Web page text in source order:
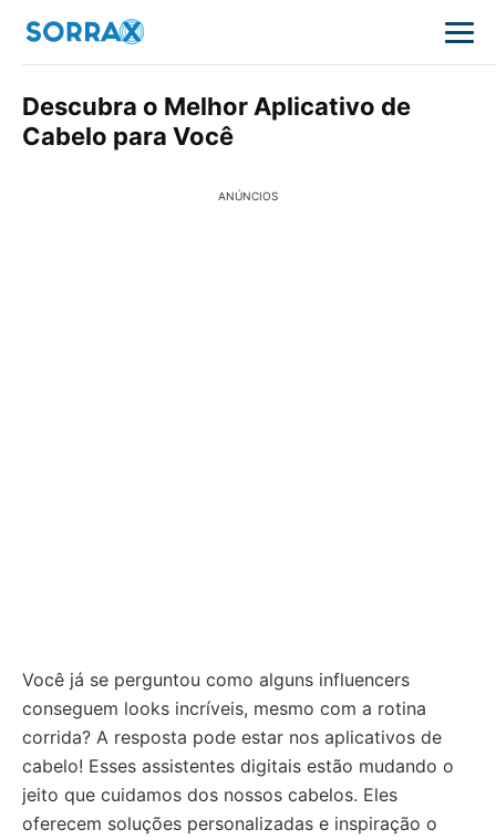
Descubra o Melhor Aplicativo de
Cabelo para Você
ANÚNCIOS
Você já se perguntou como alguns influencers
conseguem looks incríveis, mesmo com a rotina
corrida? A resposta pode estar nos aplicativos de
cabelo! Esses assistentes digitais estão mudando o
jeito que cuidamos dos nossos cabelos. Eles
oferecem soluções personalizadas e inspiração o